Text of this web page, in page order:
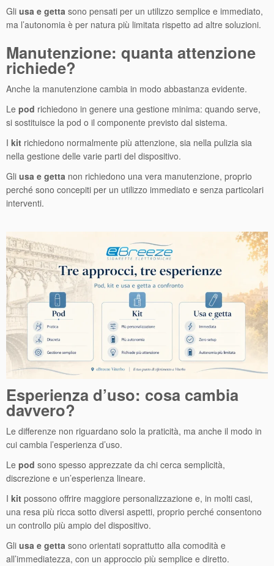
Gli usa e getta sono pensati per un utilizzo semplice e immediato,
ma l’autonomia è per natura più limitata rispetto ad altre soluzioni.
Manutenzione: quanta attenzione
richiede?
Anche la manutenzione cambia in modo abbastanza evidente.
Le pod richiedono in genere una gestione minima: quando serve,
si sostituisce la pod o il componente previsto dal sistema.
I kit richiedono normalmente più attenzione, sia nella pulizia sia
nella gestione delle varie parti del dispositivo.
Gli usa e getta non richiedono una vera manutenzione, proprio
perché sono concepiti per un utilizzo immediato e senza particolari
interventi.
Esperienza d’uso: cosa cambia
davvero?
Le differenze non riguardano solo la praticità, ma anche il modo in
cui cambia l’esperienza d’uso.
Le pod sono spesso apprezzate da chi cerca semplicità,
discrezione e un’esperienza lineare.
I kit possono offrire maggiore personalizzazione e, in molti casi,
una resa più ricca sotto diversi aspetti, proprio perché consentono
un controllo più ampio del dispositivo.
Gli usa e getta sono orientati soprattutto alla comodità e
all’immediatezza, con un approccio più semplice e diretto.